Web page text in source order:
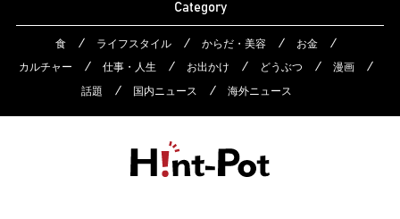
Category
食 ライフスタイル からだ・美容
お金
カルチャー
仕事・人生 お出かけ どうぶつ
漫画
話題
国内ニュース 海外ニュース